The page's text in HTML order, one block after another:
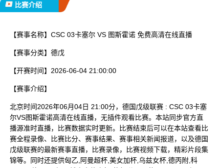
比赛介绍
【赛事名称】 CSC 03卡塞尔 VS 图斯霍诺 免费高清在线直播
【赛事分类】 德戊
【开赛时间】 2026-06-04 21:00:00
【赛事介绍】
北京时间2026年06月04日 21:00分，德国戊级联赛 : CSC 03卡塞
尔VS图斯霍诺高清在线直播，无插件观看比赛。本站同步官方直
播源准时直播，比赛数据实时更新。比赛结束后可以在本站查看比
赛全程录像、比赛比分、赛事结果、赛事相关新闻报道，以及德国
戊级联赛的最新赛事直播，比赛录像，比赛视频下载，精彩片段集
锦等。同时还提供匈乙,阿曼超杯,美女加杯,乌兹女杯,德丙附,科